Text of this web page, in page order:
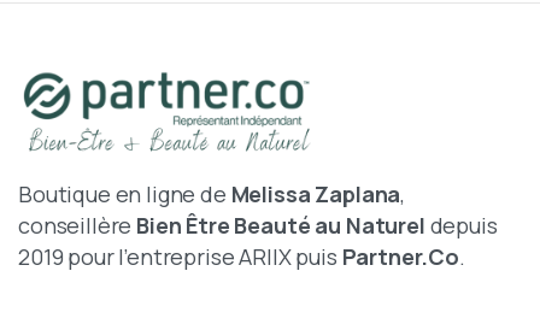
Boutique en ligne de Melissa Zaplana,
conseillère Bien Être Beauté au Naturel depuis
2019 pour l’entreprise ARIIX puis Partner.Co.